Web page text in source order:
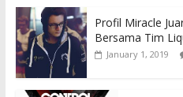
Profil Miracle
Bersama Tim
January 1, 2019